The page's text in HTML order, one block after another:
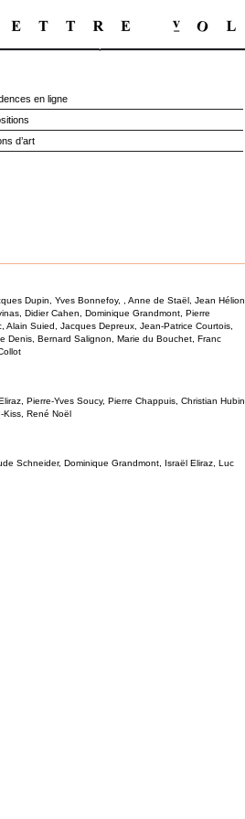
en ligne
d’art
Dupin, Yves Bonnefoy, , Anne de Staël, Jean Hélion,
Didier Cahen, Dominique Grandmont, Pierre
Suied, Jacques Depreux, Jean-Patrice Courtois,
Denis, Bernard Salignon, Marie du Bouchet, Franc
Pierre-Yves Soucy, Pierre Chappuis, Christian Hubin,
Kiss, René Noël
Schneider, Dominique Grandmont, Israël Eliraz, Luc